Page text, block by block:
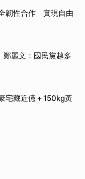
韌性合作 實現自由
麗文：國民黨越多
宅藏近億＋150kg黃